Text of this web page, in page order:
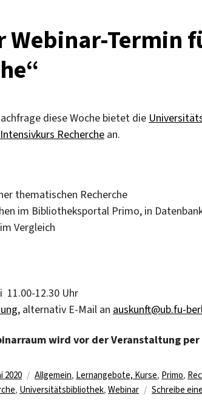
Webinar-Termin
diese Woche bietet die
Intensivkurs Recherche an.
thematischen Recherche
im Bibliotheksportal Primo, in
Vergleich
11.00-12.30 Uhr
, alternativ E-Mail an auskunft@ub.fu-
wird vor der Veranstaltung
2020 Kategorien
Allgemein, Lernangebote, Kurse, Primo,
, Universitätsbibliothek, Webinar Schreibe